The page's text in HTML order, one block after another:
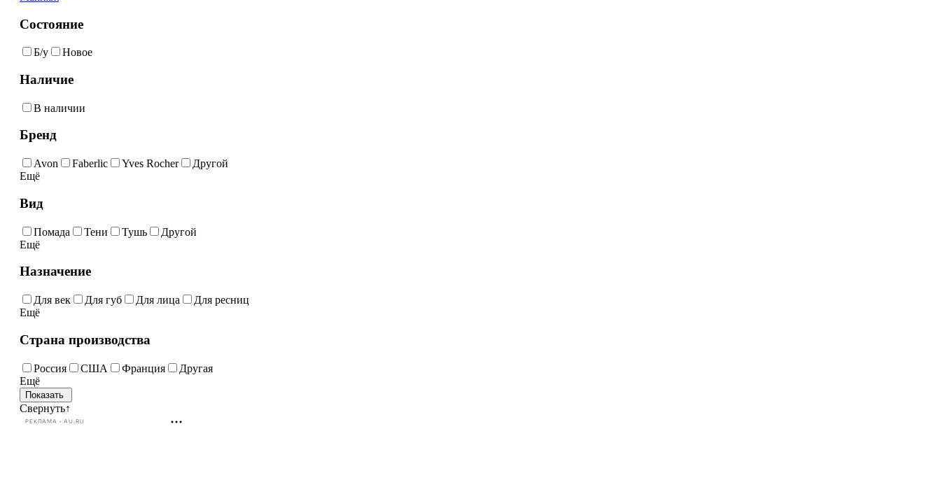
Состояние
Б/у Новое
Наличие
В наличии
Бренд
Avon Faberlic Yves Rocher
Другой
Ещё
Вид
Помада Тени Тушь
Другой
Ещё
Назначение
Для век Для губ Для лица
Для ресниц
Ещё
Страна производства
Россия США Франция
Другая
Ещё
Свернуть↑
РЕКЛАМА • AU.RU